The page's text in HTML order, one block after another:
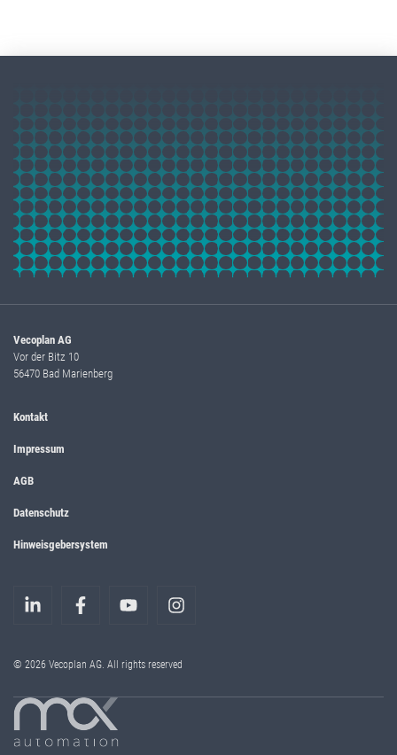
Vecoplan AG
Vor der Bitz 10
56470 Bad Marienberg
Kontakt
Impressum
AGB
Datenschutz
Hinweisgebersystem
© 2026 Vecoplan AG. All rights reserved